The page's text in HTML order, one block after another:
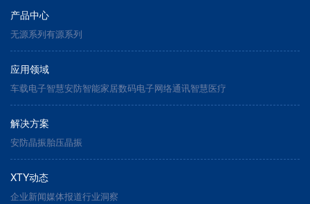
产品中心
无源系列有源系列
应用领域
车载电子智慧安防智能家居数码电子网络通讯智慧医疗
解决方案
安防晶振胎压晶振
XTY动态
企业新闻媒体报道行业洞察